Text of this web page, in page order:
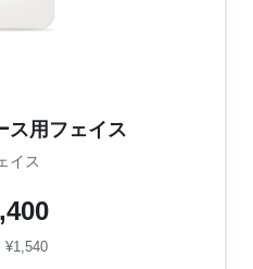
ス用フェイス
イス
¥1,540